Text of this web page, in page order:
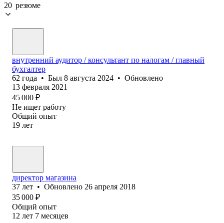
20 резюме
внутренний аудитор / консультант по налогам / главный
бухгалтер
62 года • Был 8 августа 2024 • Обновлено
13 февраля 2021
45 000 ₽
Не ищет работу
Общий опыт
19 лет
директор магазина
37 лет • Обновлено 26 апреля 2018
35 000 ₽
Общий опыт
12 лет 7 месяцев